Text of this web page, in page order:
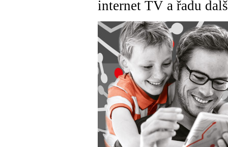
internet TV a řadu